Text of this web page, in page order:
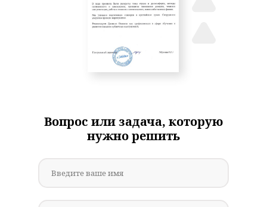
Вопрос или задача, которую
нужно решить